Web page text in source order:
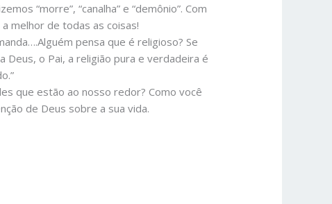
“morre”, “canalha” e “demônio”. Com
a melhor de todas as coisas!
pensa que é religioso? Se
Deus, o Pai, a religião pura e verdadeira é
que estão ao nosso redor? Como você
de Deus sobre a sua vida.